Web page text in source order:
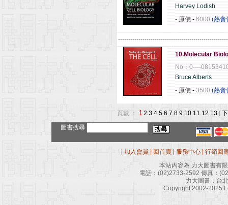
Harvey Lodish
- 原價 - 6000 (熱賣
10.Molecular
No：0----
Bruce Alberts
- 原價 - 3500 (熱賣
頁數 ： 1 2 3 4 5 6 7 8 9 10 11 12 13 [
圖書搜尋
加入會員 回首頁 服務中心
行銷回
本站內容為 力大圖書有
電話： (02)2733-2592 傳真：
力大圖書：台
Copyright 2002-2025